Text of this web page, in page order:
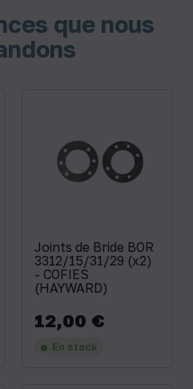
que nous
Joints de Bride BOR
3312/15/31/29 (x2)
- COFIES
(HAYWARD)
Prix
12,00 €
En stock